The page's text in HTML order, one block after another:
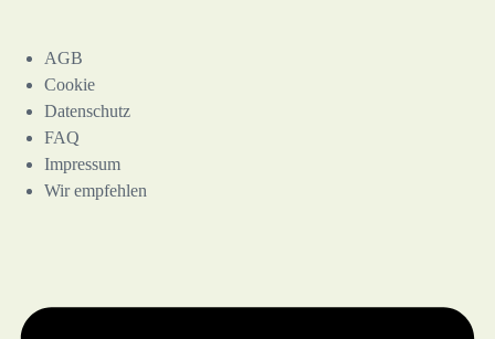
AGB
Cookie
Datenschutz
FAQ
Impressum
Wir empfehlen